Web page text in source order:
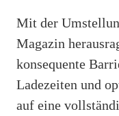
Mit der
Magazin
konsequente
Ladezeiten und
auf eine